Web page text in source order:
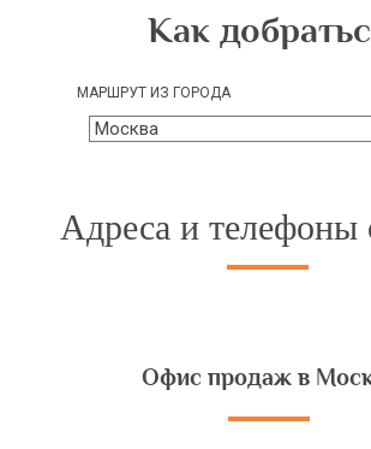
Как
МАРШРУТ ИЗ ГОРОДА
Адреса и телефоны
Офис продаж в